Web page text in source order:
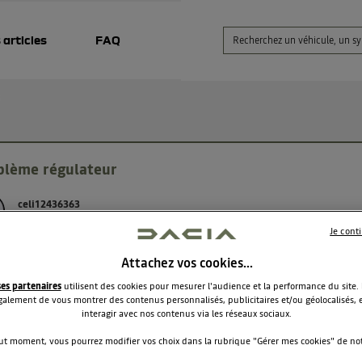
articles FAQ
régulateur
celi12436363
Le1 février 2026à21:23
un problème avec le régulateur adaptatif qui se
régulièrement. Nous avons simultanément les
"Régulateur adaptatif déconnecté" et "Caméra avant
de ce fait le régulateur ne fonctionne plus et le système
automatique non plus. Nous en sommes au 2 ème passage en
des mises à jour mais le problème persiste. Rencontrez vous
Attachez vos cookies…
partenairesutilisent des cookies pour mesurer l'audience et la performance du site.
de vous montrer des contenus personnalisés, publicitaires et/ou géolocalisés,
interagir avec nos contenus via les réseaux sociaux.
moment, vous pourrez modifier vos choix dans la rubrique "Gérer mes cookies" de
Je